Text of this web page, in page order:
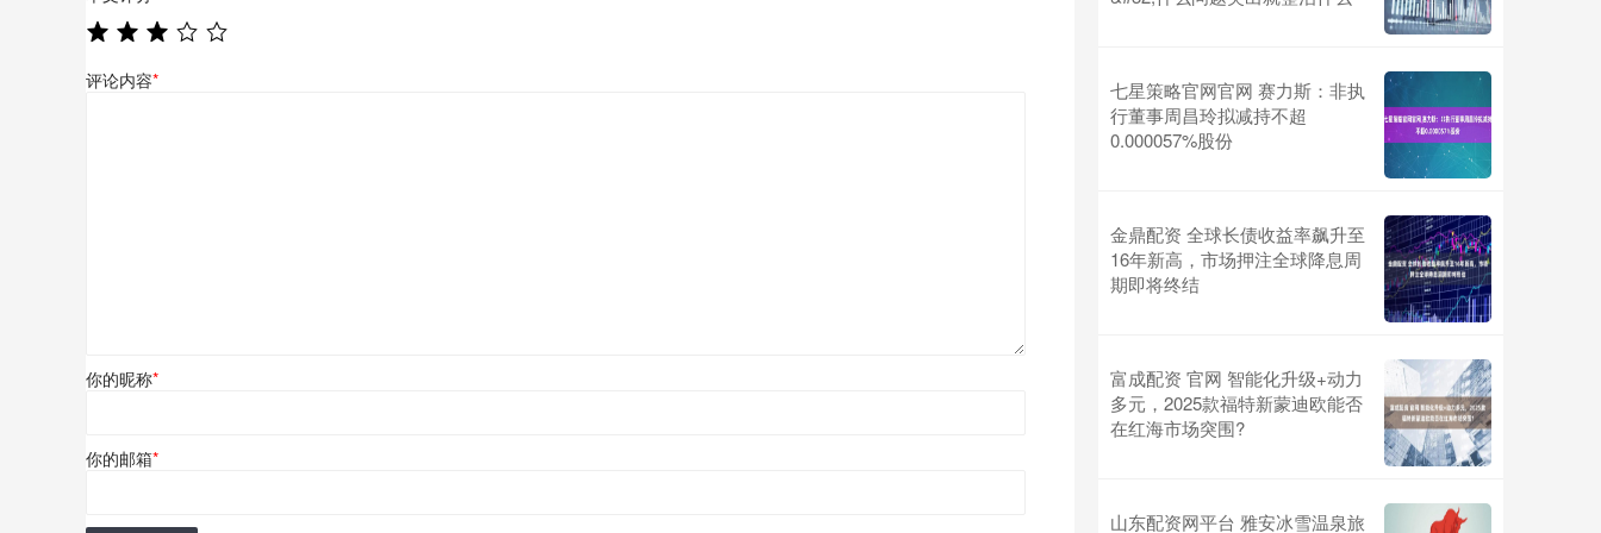
评论内容*
你的昵称*
你的邮箱*
七星策略官网官网 赛力斯：非执
行董事周昌玲拟减持不超
0.000057%股份
金鼎配资 全球长债收益率飙升至
16年新高，市场押注全球降息周
期即将终结
富成配资 官网 智能化升级+动力
多元，2025款福特新蒙迪欧能否
在红海市场突围?
山东配资网平台 雅安冰雪温泉旅